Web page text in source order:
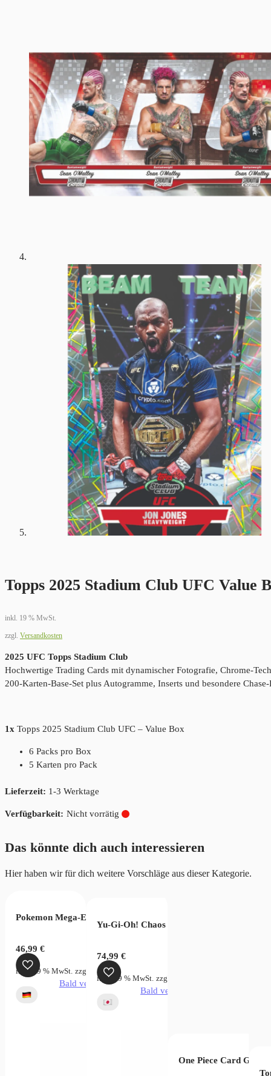
Topps 2025 Stadium Club UFC Value
inkl. 19 % MwSt.
zzgl. Versandkosten
2025 UFC Topps Stadium Club
Hochwertige Trading Cards mit dynamischer Fotografie, Chrome-
200-Karten-Base-Set plus Autogramme, Inserts und besondere
1x Topps 2025 Stadium Club UFC – Value Box
6 Packs pro Box
5 Karten pro Pack
Lieferzeit: 1-3 Werktage
Nicht vorrätig
Das könnte dich auch interessieren
Hier haben wir für dich weitere Vorschläge aus dieser Kategorie.
of Intrigue OP04 (JP)
Pokemon Mega-Entwicklung Wachsendes Chaos Booster Bundle
46,99€
inkl. 19 % MwSt. zzgl. Versandkosten
Bald verfügbar
Yu-Gi-Oh! Chaos Origins Japanisch
74,99€
inkl. 19 % MwSt. zzgl.
Bald verfügbar
One Piece Card